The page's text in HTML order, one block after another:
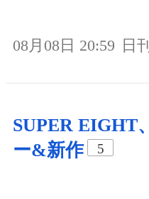
08月08日 20:59 日
SUPER EIGHT
ー&新作
5